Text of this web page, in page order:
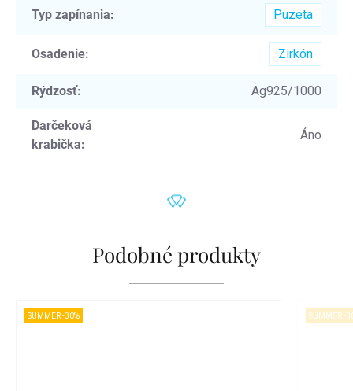
Typ zapínania: Puzeta
Osadenie: Zirkón
Rýdzosť: Ag925/1000
Darčeková
krabička:
Áno
Podobné produkty
SUMMER -30% SUMMER -